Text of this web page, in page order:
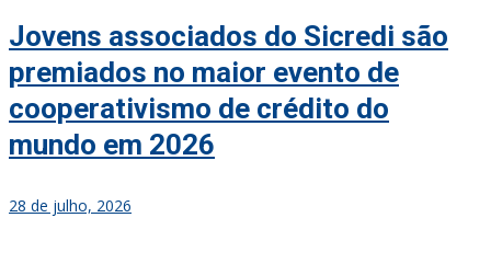
Jovens associados do Sicredi são
premiados no maior evento de
cooperativismo de crédito do
mundo em 2026
28 de julho, 2026